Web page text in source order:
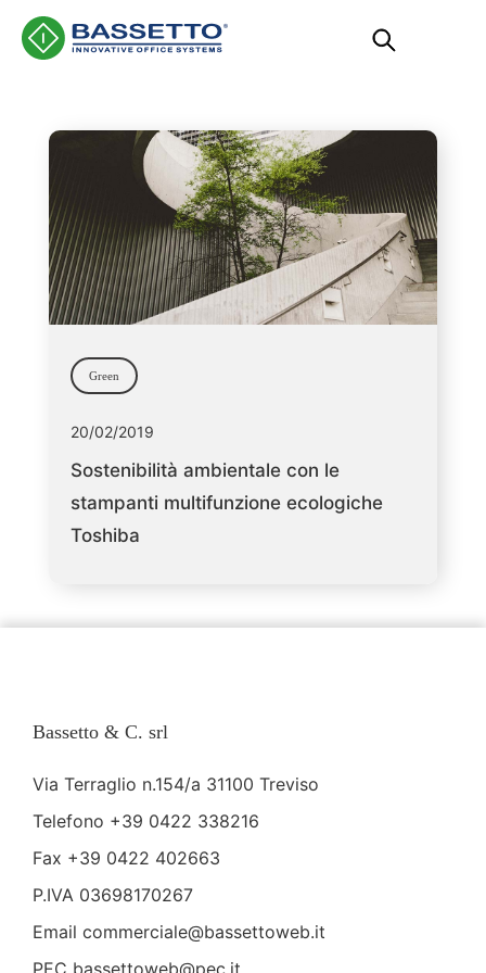
Main Navigation
Green
20/02/2019
Sostenibilità ambientale con le
stampanti multifunzione ecologiche
Toshiba
Bassetto & C. srl
Via Terraglio n.154/a 31100 Treviso
Telefono +39 0422 338216
Fax +39 0422 402663
P.IVA 03698170267
Email commerciale@bassettoweb.it
PEC bassettoweb@pec.it